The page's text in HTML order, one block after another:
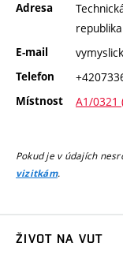
Adresa
republika
E-mail
Telefon
Místnost A1/0321
Pokud je v údajích
vizitkám.
ŽIVOT NA VUT